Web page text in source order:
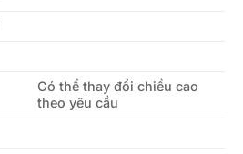
Có thể thay đổi chiều cao
theo yêu cầu